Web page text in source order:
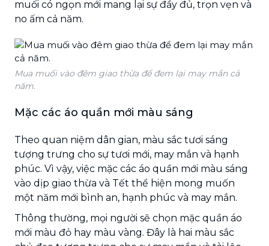
muối có ngọn mới mang lại sự đầy đủ, trọn vẹn và
no ấm cả năm.
Mua muối vào đêm giao thừa để đem lại may mắn cả
năm.
Mặc các áo quần mới màu sáng
Theo quan niệm dân gian, màu sắc tươi sáng
tượng trưng cho sự tươi mới, may mắn và hạnh
phúc. Vì vậy, việc mặc các áo quần mới màu sáng
vào dịp giao thừa và Tết thể hiện mong muốn
một năm mới bình an, hạnh phúc và may mắn.
Thông thường, mọi người sẽ chọn mặc quần áo
mới màu đỏ hay màu vàng. Đây là hai màu sắc